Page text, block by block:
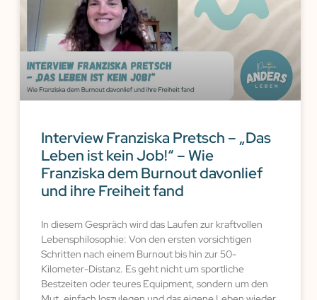
Interview Franziska Pretsch – „Das
Leben ist kein Job!“ – Wie
Franziska dem Burnout davonlief
und ihre Freiheit fand
In diesem Gespräch wird das Laufen zur kraftvollen
Lebensphilosophie: Von den ersten vorsichtigen
Schritten nach einem Burnout bis hin zur 50-
Kilometer-Distanz. Es geht nicht um sportliche
Bestzeiten oder teures Equipment, sondern um den